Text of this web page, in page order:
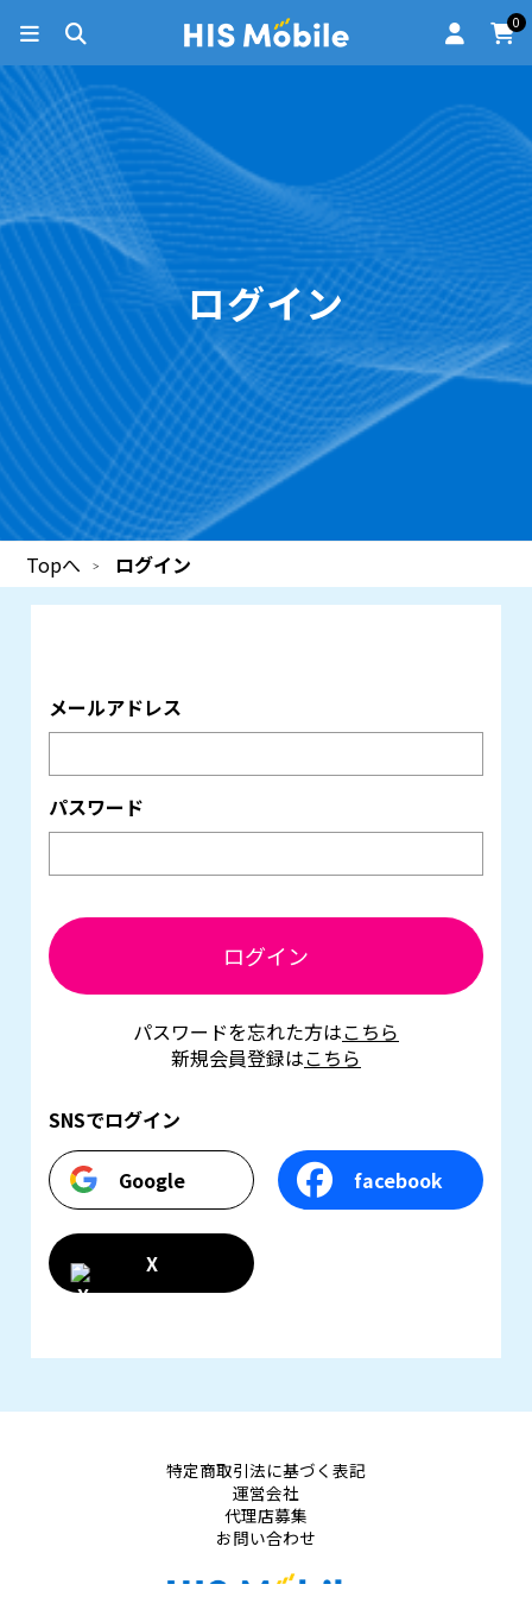
0
ログイン
Topへ ログイン
メールアドレス
パスワード
ログイン
パスワードを忘れた方はこちら
新規会員登録はこちら
SNSでログイン
Google facebook
X
特定商取引法に基づく表記
運営会社
代理店募集
お問い合わせ